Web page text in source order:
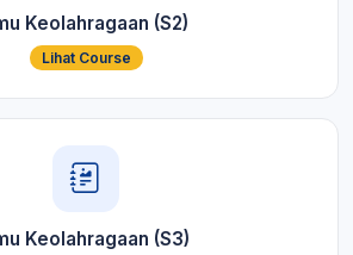
Keolahragaan (S2)
Lihat Course
Keolahragaan (S3)